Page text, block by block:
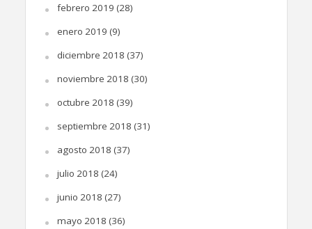
febrero 2019 (28)
enero 2019 (9)
diciembre 2018 (37)
noviembre 2018 (30)
octubre 2018 (39)
septiembre 2018 (31)
agosto 2018 (37)
julio 2018 (24)
junio 2018 (27)
mayo 2018 (36)